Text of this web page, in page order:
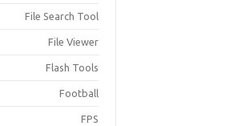
File Search Tool
File Viewer
Flash Tools
Football
FPS